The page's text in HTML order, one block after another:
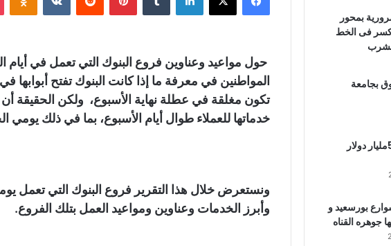
المواطنين في معرفة ما إذا كانت البنوك تفتح أبوابها
تكون مغلقة في عطلة نهاية الأسبوع، ولكن الحقيقة
خدماتها للعملاء طوال أيام الأسبوع، بما في ذلك يومي
ونستعرض خلال هذا التقرير فروع البنوك التي تعمل
وأبرز الخدمات وعناوين ومواعيد العمل بتلك الفروع.
بمحور
فى الخط
بجامعة
قروض بقيمة 1 5مليار دولار
بورسعيد و
جوهره القناه